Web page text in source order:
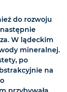
do rozwoju
W lądeckim
mineralnej.
po
na